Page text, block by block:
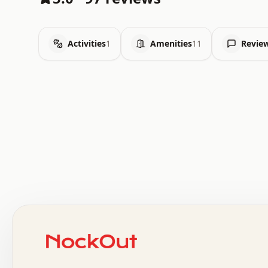
Activities1 Amenities11
.   +   .   .   o   .   .   .   .   .   .   :   .
.   .   .   o   .   .   .   .   .   .   .   .   x   .